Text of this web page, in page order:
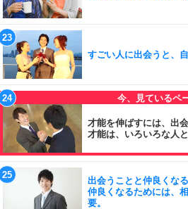
すごい人に出会うと、
才能を伸ばすには、出会
才能は、いろいろな人
出会うことと仲良くな
仲良くなるためには、
要。